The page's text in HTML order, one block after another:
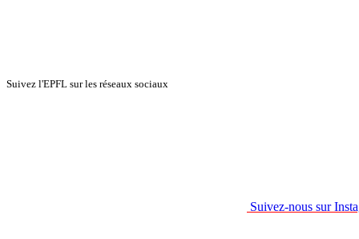
Suivez l'EPFL sur les réseaux sociaux
Suivez-nous sur